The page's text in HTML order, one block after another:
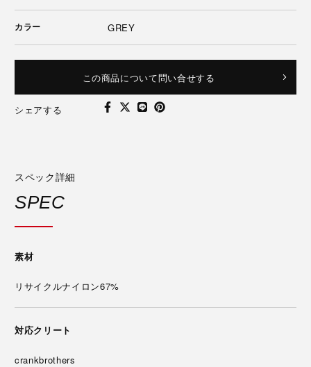
カラー GREY
この商品について問い合せする
シェアする
スペック詳細
SPEC
素材
リサイクルナイロン67%
対応クリート
crankbrothers